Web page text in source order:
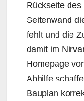
Rückseite
Seitenwand
fehlt und die
damit im
Homepage
Abhilfe
Bauplan